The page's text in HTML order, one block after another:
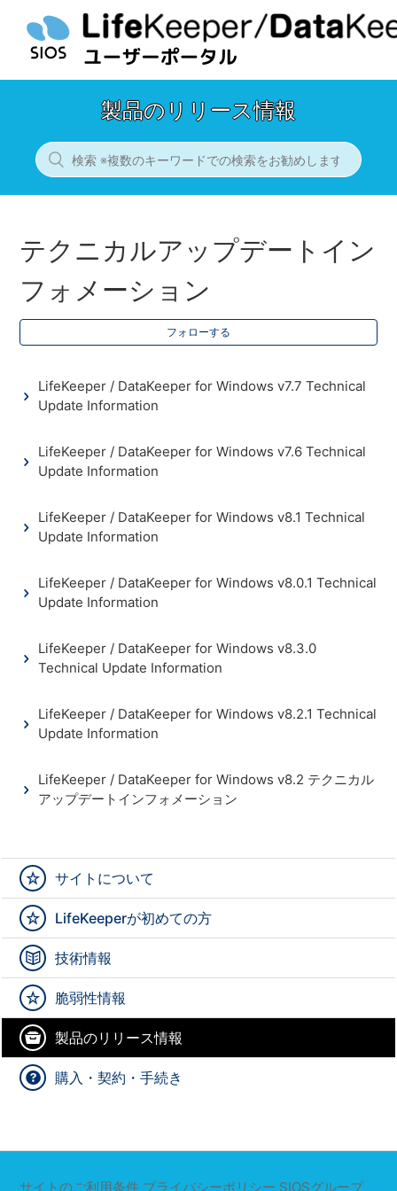
製品のリリース情報
サイトについて
LifeKeeperが初めての方
技術情報
脆弱性情報
製品のリリース情報
購入・契約・手続き
テクニカルアップデートイン
フォメーション
フォローする
LifeKeeper / DataKeeper for Windows v7.7 Technical
Update Information
LifeKeeper / DataKeeper for Windows v7.6 Technical
Update Information
LifeKeeper / DataKeeper for Windows v8.1 Technical
Update Information
LifeKeeper / DataKeeper for Windows v8.0.1 Technical
Update Information
LifeKeeper / DataKeeper for Windows v8.3.0
Technical Update Information
LifeKeeper / DataKeeper for Windows v8.2.1 Technical
Update Information
LifeKeeper / DataKeeper for Windows v8.2 テクニカル
アップデートインフォメーション
サイトのご利用条件 プライバシーポリシー SIOSグループ